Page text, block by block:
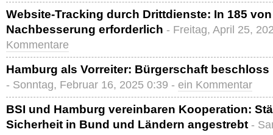
Website-Tracking durch Drittdienste: In 185
Nachbesserung erforderlich - Freitag, April 25,
Kommentare
Hamburg als Vorreiter: Bürgerschaft
- Sonntag, Februar 16, 2025 0:39 - ein Kommentar
BSI und Hamburg vereinbaren Kooperation:
Sicherheit in Bund und Ländern angestrebt -